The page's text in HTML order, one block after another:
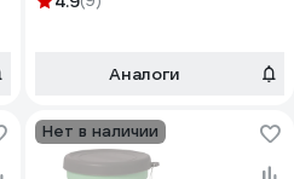
Аналоги
Нет в наличии